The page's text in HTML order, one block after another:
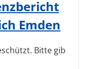
Emden
Bitte gib